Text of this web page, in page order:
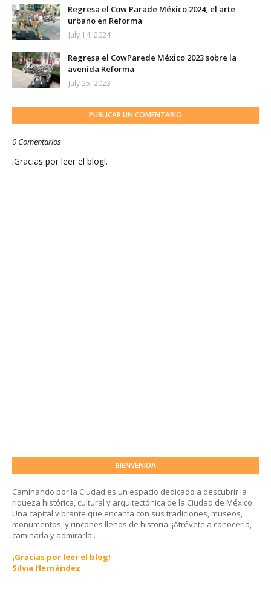
Regresa el Cow Parade México 2024, el arte
urbano en Reforma
July 14, 2024
Regresa el CowParede México 2023 sobre la
avenida Reforma
July 25, 2023
PUBLICAR UN COMENTARIO
0 Comentarios
¡Gracias por leer el blog!.
BIENVENIDA
Caminando por la Ciudad es un espacio dedicado a descubrir la
riqueza histórica, cultural y arquitectónica de la Ciudad de México.
Una capital vibrante que encanta con sus tradiciones, museos,
monumentos, y rincones llenos de historia. ¡Atrévete a conocerla,
caminarla y admirarla!.
¡Gracias por leer el blog!
Silvia Hernández